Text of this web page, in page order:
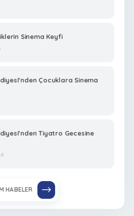
Sinema Keyfi
Çocuklara Sinema
Tiyatro Gecesine
HABELER